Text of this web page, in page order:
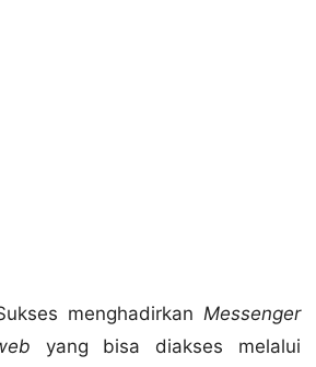
menghadirkanMessenger
yang bisa diakses melalui